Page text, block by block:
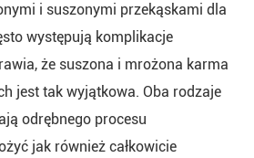
i suszonymi przekąskami dla
występują komplikacje
że suszona i mrożona karma
jest tak wyjątkowa. Oba rodzaje
odrębnego procesu
jak również całkowicie